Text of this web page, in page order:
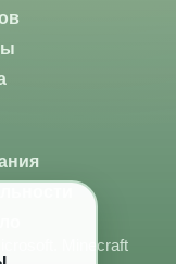
Minecraft